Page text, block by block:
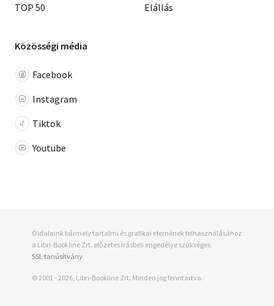
TOP 50
Elállás
Közösségi média
Facebook
Instagram
Tiktok
Youtube
Oldalaink bármely tartalmi és grafikai elemének felhasználásához
a Libri-Bookline Zrt. előzetes írásbeli engedélye szükséges.
SSL tanúsítvány
© 2001 - 2026, Libri-Bookline Zrt. Minden jog fenntartva.